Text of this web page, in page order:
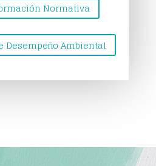
Normativa
Desempeño Ambiental